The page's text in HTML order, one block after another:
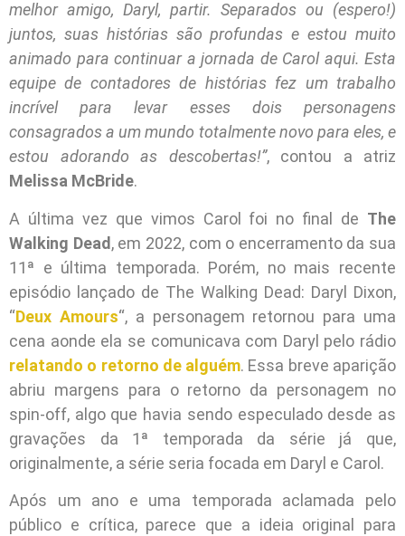
melhor amigo, Daryl, partir. Separados ou (espero!)
juntos, suas histórias são profundas e estou muito
animado para continuar a jornada de Carol aqui. Esta
equipe de contadores de histórias fez um trabalho
incrível para levar esses dois personagens
consagrados a um mundo totalmente novo para eles, e
estou adorando as descobertas!”, contou a atriz
Melissa McBride.
A última vez que vimos Carol foi no final de The
Walking Dead, em 2022, com o encerramento da sua
11ª e última temporada. Porém, no mais recente
episódio lançado de The Walking Dead: Daryl Dixon,
“Deux Amours“, a personagem retornou para uma
cena aonde ela se comunicava com Daryl pelo rádio
relatando o retorno de alguém. Essa breve aparição
abriu margens para o retorno da personagem no
spin-off, algo que havia sendo especulado desde as
gravações da 1ª temporada da série já que,
originalmente, a série seria focada em Daryl e Carol.
Após um ano e uma temporada aclamada pelo
público e crítica, parece que a ideia original para